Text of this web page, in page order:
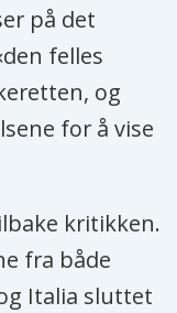
på det
felles
og
for å vise
kritikken.
fra både
Italia sluttet